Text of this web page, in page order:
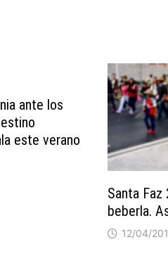
ante los
este verano
Santa
beberla.
12/04/